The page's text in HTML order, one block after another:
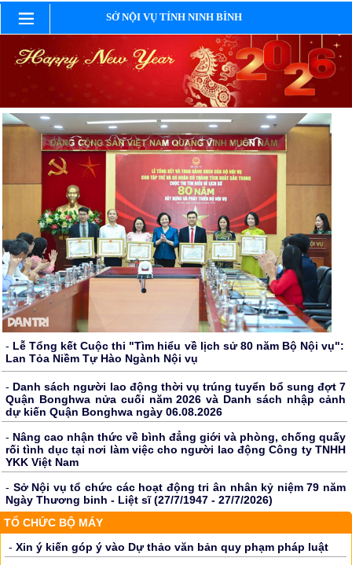
SỞ NỘI VỤ TỈNH NINH BÌNH
- Lễ Tổng kết Cuộc thi "Tìm hiểu về lịch sử 80 năm Bộ Nội vụ":
Lan Tỏa Niềm Tự Hào Ngành Nội vụ
- Danh sách người lao động thời vụ trúng tuyển bổ sung đợt 7
Quận Bonghwa nửa cuối năm 2026 và Danh sách nhập cảnh
dự kiến Quận Bonghwa ngày 06.08.2026
- Nâng cao nhận thức về bình đẳng giới và phòng, chống quấy
rối tình dục tại nơi làm việc cho người lao động Công ty TNHH
YKK Việt Nam
- Sở Nội vụ tổ chức các hoạt động tri ân nhân kỷ niệm 79 năm
Ngày Thương binh - Liệt sĩ (27/7/1947 - 27/7/2026)
TỔ CHỨC BỘ MÁY
- Xin ý kiến góp ý vào Dự thảo văn bản quy phạm pháp luật